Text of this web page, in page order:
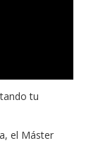
tu
el Máster